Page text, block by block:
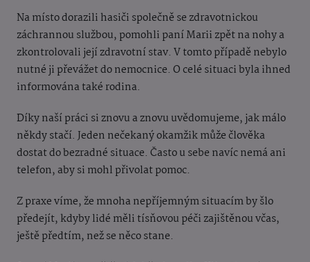
Na místo dorazili hasiči společně se zdravotnickou
záchrannou službou, pomohli paní Marii zpět na nohy a
zkontrolovali její zdravotní stav. V tomto případě nebylo
nutné ji převážet do nemocnice. O celé situaci byla ihned
informována také rodina.
Díky naší práci si znovu a znovu uvědomujeme, jak málo
někdy stačí. Jeden nečekaný okamžik může člověka
dostat do bezradné situace. Často u sebe navíc nemá ani
telefon, aby si mohl přivolat pomoc.
Z praxe víme, že mnoha nepříjemným situacím by šlo
předejít, kdyby lidé měli tísňovou péči zajištěnou včas,
ještě předtím, než se něco stane.